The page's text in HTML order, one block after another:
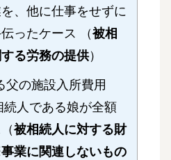
、他に仕事をせずに
ったケース （被相
る労務の提供）
の施設入所費用
人である娘が全額
被相続人に対する財
業に関連しないもの